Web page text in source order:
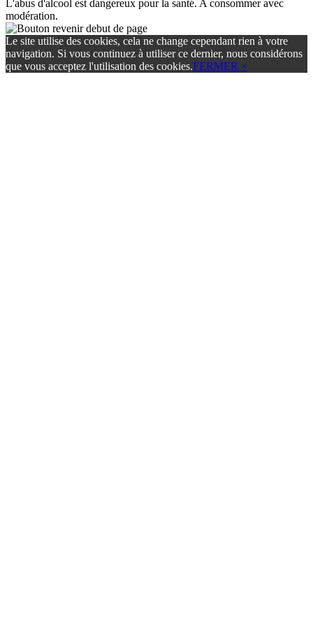
L'abus d'alcool est dangereux pour la santé. A consommer avec
modération.
Le site utilise des cookies, cela ne change cependant rien à votre
navigation. Si vous continuez à utiliser ce dernier, nous considérons
que vous acceptez l'utilisation des cookies.FERMER ×